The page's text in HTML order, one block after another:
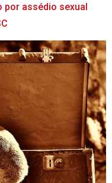
por assédio sexual